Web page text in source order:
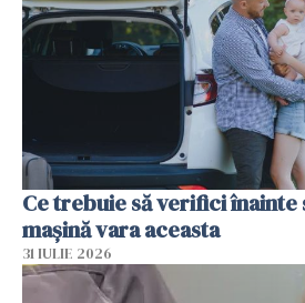
Ce trebuie să verifici înainte
mașină vara aceasta
31 IULIE 2026